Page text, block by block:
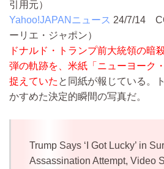
引用元）
Yahoo!JAPANニュース 24/7/14
ーリエ・ジャポン）
ドナルド・トランプ前大統領の暗
弾の軌跡を、米紙「ニューヨーク
捉えていた と同紙が報じている。
かすめた決定的瞬間の写真だ。
Trump Says ‘I Got Lucky’ in
Assassination Attempt, Video